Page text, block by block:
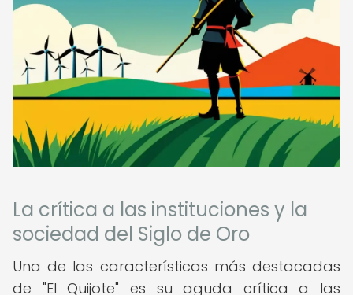
La crítica a las instituciones y la
sociedad del Siglo de Oro
Una de las características más destacadas
de "El Quijote" es su aguda crítica a las